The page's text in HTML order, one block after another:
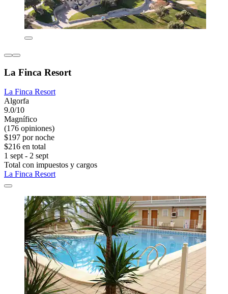
La Finca Resort
La Finca Resort
Algorfa
9.0/10
Magnífico
(176 opiniones)
$197 por noche
$216 en total
1 sept - 2 sept
Total con impuestos y cargos
La Finca Resort